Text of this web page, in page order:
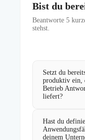
Bist du
Beantworte 5
stehst.
Setzt du
produktiv ein,
Betrieb
liefert?
Hast du
deinem